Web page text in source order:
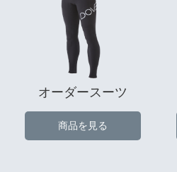
オーダースーツ
商品を見る